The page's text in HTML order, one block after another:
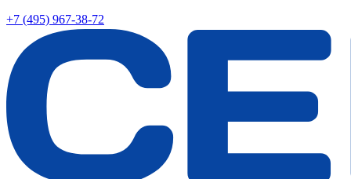
+7 (495) 967-38-72